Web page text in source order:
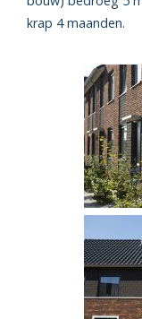
krap 4 maanden.